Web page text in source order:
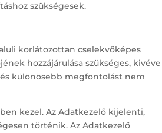
szükségesek.
korlátozottan cselekvőképes
hozzájárulása szükséges, kivéve
különösebb megfontolást nem
kezel. Az Adatkezelő kijelenti,
történik. Az Adatkezelő